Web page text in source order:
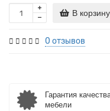
В корзину
0 отзывов
Гарантия
мебели